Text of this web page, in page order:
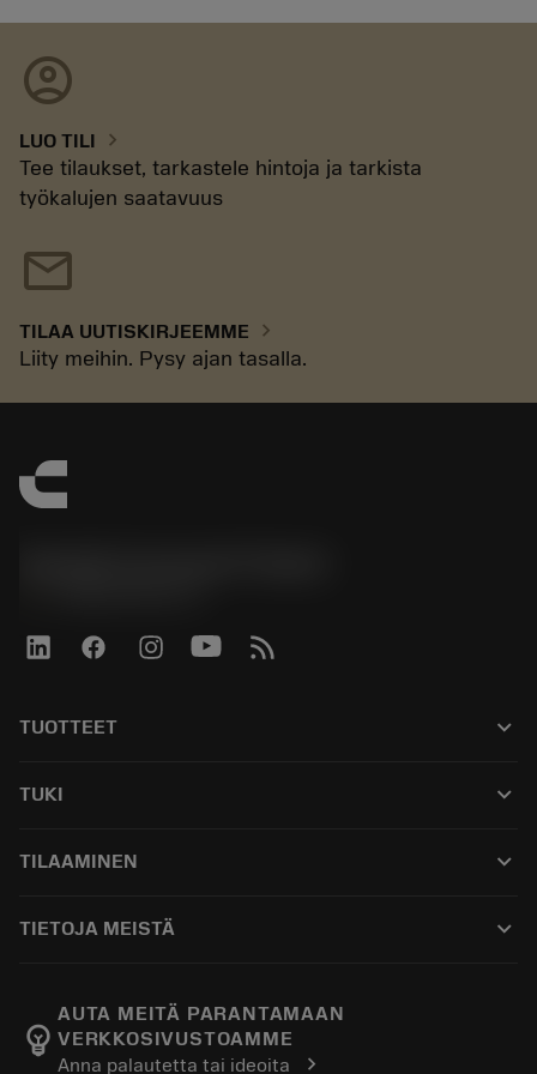
account_circle
LUO TILI chevron_right
Tee tilaukset, tarkastele hintoja ja tarkista
työkalujen saatavuus
mail
TILAA UUTISKIRJEEMME chevron_right
Liity meihin. Pysy ajan tasalla.
TUOTTEET keyboard_arrow_down
ซอฟต์แวร์ทั้งหมด
TUKI keyboard_arrow_down
ผู้จัดจำหน่ายและผู้เชี่ยวชาญ
TILAAMINEN keyboard_arrow_down
สั่งซื้อ
ติดตามคำสั่งซื้อของคุณ
ทำใบเสนอราคา
TIETOJA MEISTÄ keyboard_arrow_down
Manufacturing Wellness
อาชีพ
emoji_objects
AUTA MEITÄ PARANTAMAAN
VERKKOSIVUSTOAMME
Anna palautetta tai ideoita
chevron_right